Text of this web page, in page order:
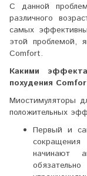
С данной
различного
самых
этой проблемой,
Comfort.
Какими
похудения
Миостимуляторы
положительных
Первый и
начинают